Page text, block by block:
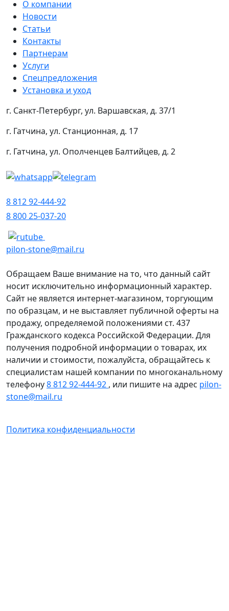
О компании
Новости
Статьи
Контакты
Партнерам
Услуги
Спецпредложения
Установка и уход
г. Санкт-Петербург, ул. Варшавская, д. 37/1
г. Гатчина, ул. Станционная, д. 17
г. Гатчина, ул. Ополченцев Балтийцев, д. 2
8 812 92-444-92
8 800 25-037-20
pilon-stone@mail.ru
Обращаем Ваше внимание на то, что данный сайт
носит исключительно информационный характер.
Сайт не является интернет-магазином, торгующим
по образцам, и не выставляет публичной оферты на
продажу, определяемой положениями ст. 437
Гражданского кодекса Российской Федерации. Для
получения подробной информации о товарах, их
наличии и стоимости, пожалуйста, обращайтесь к
специалистам нашей компании по многоканальному
телефону8 812 92-444-92 , или пишите на адрес pilon-
stone@mail.ru
Политика конфиденциальности